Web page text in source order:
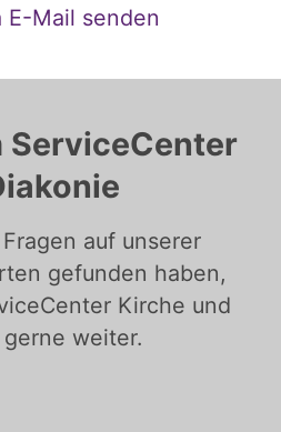
E-Mail senden
ServiceCenter
auf unserer
gefunden haben,
Kirche und
weiter.